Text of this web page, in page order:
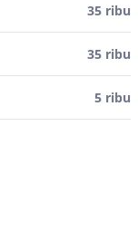
35 ribu
35 ribu
5 ribu